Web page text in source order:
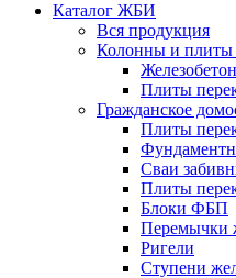
Каталог ЖБИ
Вся продукция
Колонны и плиты
Плиты
Гражданское
Плиты
Сваи
Плиты
Блоки ФБП
Перемычки
Ригели
Ступени